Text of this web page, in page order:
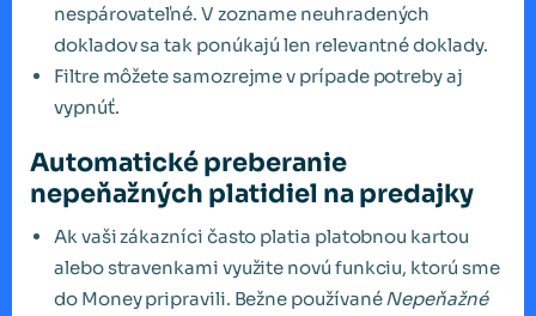
nespárovateľné. V zozname neuhradených
dokladov sa tak ponúkajú len relevantné doklady.
Filtre môžete samozrejme v prípade potreby aj
vypnúť.
Automatické preberanie
nepeňažných platidiel na predajky
Ak vaši zákazníci často platia platobnou kartou
alebo stravenkami využite novú funkciu, ktorú sme
do Money pripravili. Bežne používané Nepeňažné